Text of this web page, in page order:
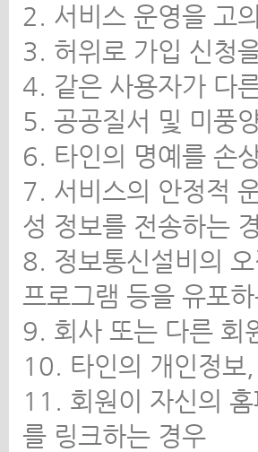
2. 서비스 운영을 고
3. 허위로 가입 신청
4. 같은 사용자가 다
5. 공공질서 및 미풍
6. 타인의 명예를 손
7. 서비스의 안정적
성 정보를 전송하는
8. 정보통신설비의
프로그램 등을 유포
9. 회사 또는 다른 회
10. 타인의 개인정보
11. 회원이 자신의
를 링크하는 경우